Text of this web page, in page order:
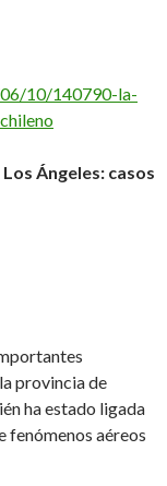
10/140790-la-
Ángeles: casos
provincia de
ha estado ligada
fenómenos aéreos